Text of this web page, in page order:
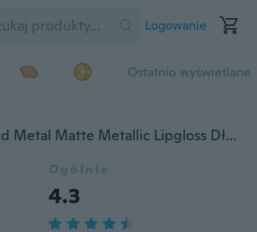
Logowanie
Ostatnio wyświetlane
Sexy Chameleon Gold Metal Matte Metallic Lipgloss Długotrwały wodoodporny płynny szminka Shimmer Diamond Gillter Pearl Color Lip Makeup baume l vres Teinte des l vres Rouge l vres Le gloss fard des l vres Brillance l vres
Ogólnie
4.3